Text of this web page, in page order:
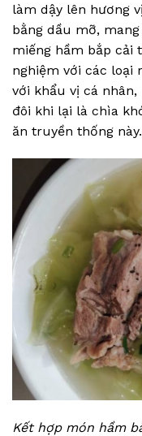
làm dậy lên hương
bằng dầu mỡ,
miếng hầm bắp cải
nghiệm với các loại
với khẩu vị cá
đôi khi lại là chìa
ăn truyền thống này.
Kết hợp món hầm